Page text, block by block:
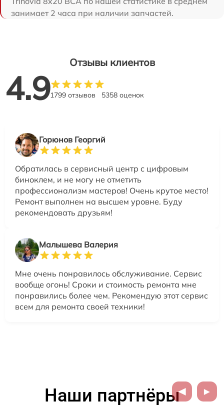
занимает 2 часа при наличии запчастей.
Отзывы клиентов
4.91799 отзывов 5358 оценок
Горюнов Георгий
Обратилась в сервисный центр с цифровым
биноклем, и не могу не отметить
профессионализм мастеров! Очень крутое место!
Ремонт выполнен на высшем уровне. Буду
рекомендовать друзьям!
Малышева Валерия
Мне очень понравилось обслуживание. Сервис
вообще огонь! Сроки и стоимость ремонта мне
понравились более чем. Рекомендую этот сервис
всем для ремонта своей техники!
Наши партнёры